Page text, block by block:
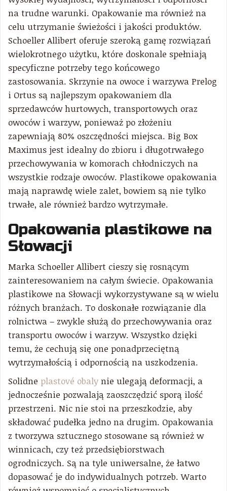
na trudne warunki. Opakowanie ma również na
celu utrzymanie świeżości i jakości produktów.
Schoeller Allibert oferuje szeroką gamę rozwiązań
wielokrotnego użytku, które doskonale spełniają
specyficzne potrzeby tego końcowego
zastosowania. Skrzynie na owoce i warzywa Prelog
i Ortus są najlepszym opakowaniem dla
sprzedawców hurtowych, transportowych oraz
owoców i warzyw, ponieważ po złożeniu
zapewniają 80% oszczędności miejsca. Big Box
Maximus jest idealny do zbioru i długotrwałego
przechowywania w komorach chłodniczych na
wszystkie rodzaje owoców. Plastikowe opakowania
mają naprawdę wiele zalet, bowiem są nie tylko
trwałe, ale również bardzo wytrzymałe.
Opakowania plastikowe na
Słowacji
Marka Schoeller Allibert cieszy się rosnącym
zainteresowaniem na całym świecie. Opakowania
plastikowe na Słowacji wykorzystywane są w wielu
różnych branżach. To doskonałe rozwiązanie dla
rolnictwa – zwykle służą do przechowywania oraz
transportu owoców i warzyw. Wszystko dzięki
temu, że cechują się one ponadprzeciętną
wytrzymałością i odpornością na uszkodzenia.
Solidne plastové obaly nie ulegają deformacji, a
jednocześnie pozwalają zaoszczędzić sporą ilość
przestrzeni. Nic nie stoi na przeszkodzie, aby
składować pudełka jedno na drugim. Opakowania
z tworzywa sztucznego stosowane są również w
winnicach, czy też przedsiębiorstwach
ogrodniczych. Są na tyle uniwersalne, że łatwo
dopasować je do indywidualnych potrzeb. Warto